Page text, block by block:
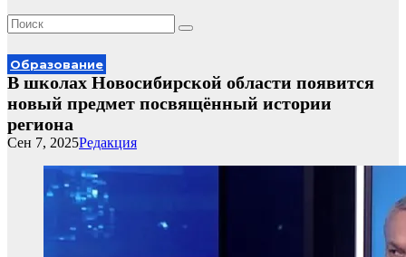
Образование
В школах Новосибирской области появится
новый предмет посвящённый истории
региона
Редакция
Сен 7, 2025